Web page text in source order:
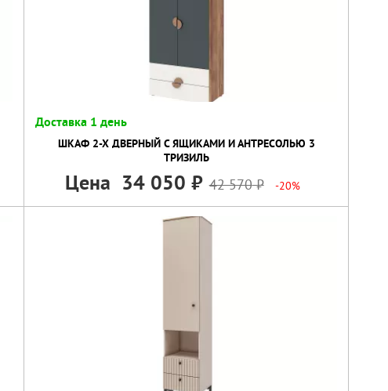
Доставка 1 день
ШКАФ 2-Х ДВЕРНЫЙ С ЯЩИКАМИ И АНТРЕСОЛЬЮ 3
ТРИЗИЛЬ
Цена 34 050 42 570 -20%